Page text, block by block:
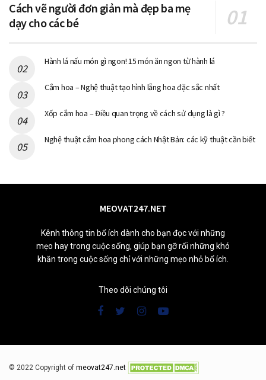
Cách vẽ người đơn giản mà đẹp ba mẹ
dạy cho các bé
Hành lá nấu món gì ngon! 15 món ăn ngon từ hành lá
Cắm hoa – Nghệ thuật tạo hình lẵng hoa đặc sắc nhất
Xốp cắm hoa – Điều quan trọng về cách sử dụng là gì ?
Nghệ thuật cắm hoa phong cách Nhật Bản: các kỹ thuật cần biết
MEOVAT247.NET
Kênh thông tin bổ ích dành cho bạn đọc với những
mẹo hay trong cuộc sống, giúp bạn gỡ rối những khó
khăn trong cuộc sống chỉ với những mẹo nhỏ bổ ích.
Theo dõi chúng tôi
© 2022 Copyright of meovat247.net